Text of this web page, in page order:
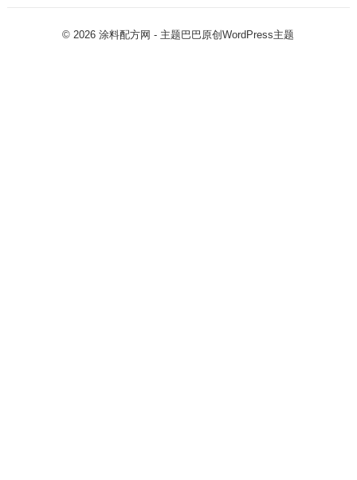
© 2026涂料配方网 - 主题巴巴原创WordPress主题